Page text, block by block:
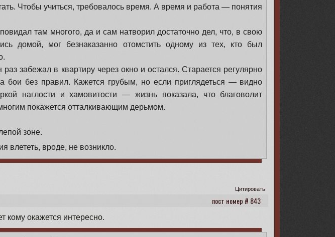
Чтобы учиться, требовалось время. А время и работа — понятия
там многого, да и сам натворил достаточно дел, что, в свою
домой, мог безнаказанно отомстить одному из тех, кто был
забежал в квартиру через окно и остался. Старается регулярно
бои без правил. Кажется грубым, но если приглядеться — видно
наглости и хамовитости — жизнь показала, что благоволит
покажется отталкивающим дерьмом.
зоне.
влететь, вроде, не возникло.
Цитировать
843
кому окажется интересно.